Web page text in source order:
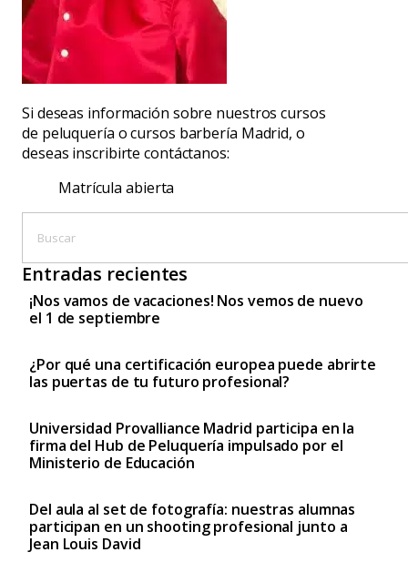
Si deseas información sobre nuestros cursos
de peluquería o cursos barbería Madrid, o
deseas inscribirte contáctanos: